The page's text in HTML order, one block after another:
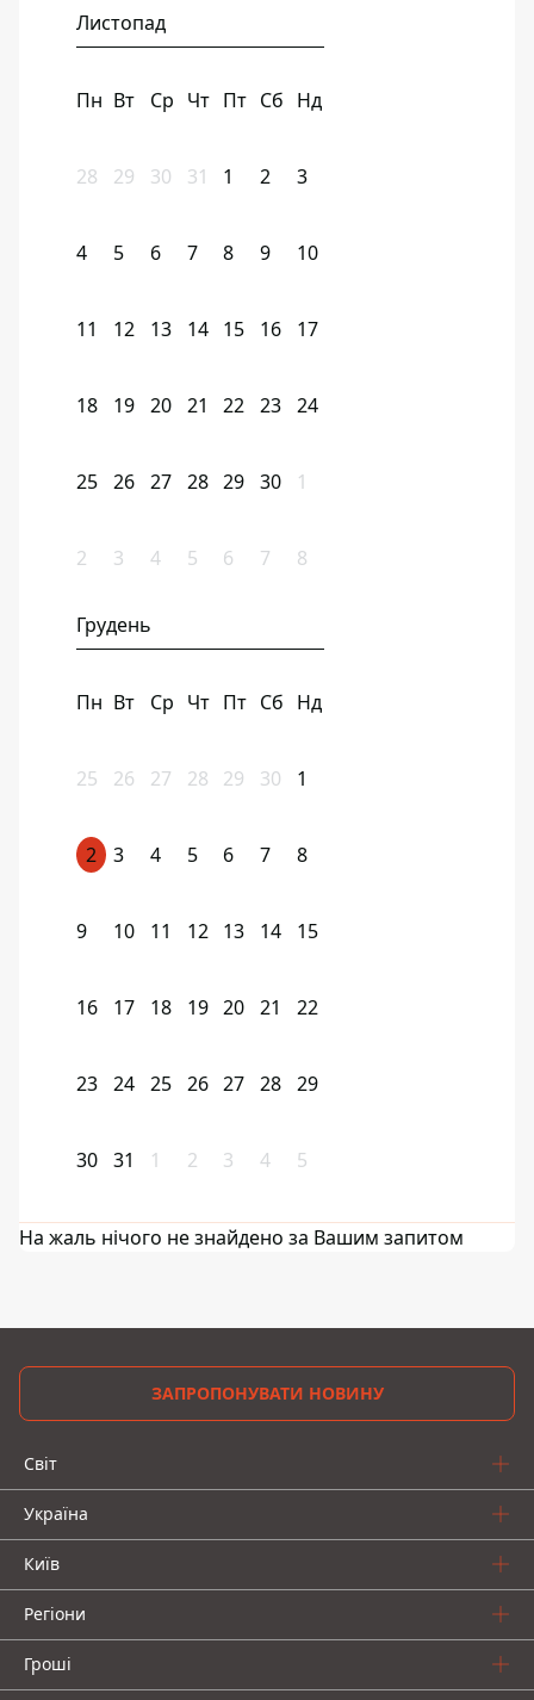
Листопад
Пн Вт Ср Чт Пт Сб Нд
28 29 30 31 1 2 3
4 5 6 7 8 9 10
11 12 13 14 15 16 17
18 19 20 21 22 23 24
25 26 27 28 29 30 1
2 3 4 5 6 7 8
Грудень
Пн Вт Ср Чт Пт Сб Нд
25 26 27 28 29 30 1
2 3 4 5 6 7 8
9 10 11 12 13 14 15
16 17 18 19 20 21 22
23 24 25 26 27 28 29
30 31 1 2 3 4 5
На жаль нічого не знайдено за Вашим запитом
ЗАПРОПОНУВАТИ НОВИНУ
Світ
Україна
Київ
Регіони
Гроші